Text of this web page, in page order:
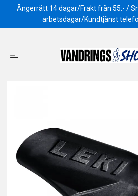
Ångerrätt 14 dagar/Frakt från 55:- /
arbetsdagar/Kundtjänst